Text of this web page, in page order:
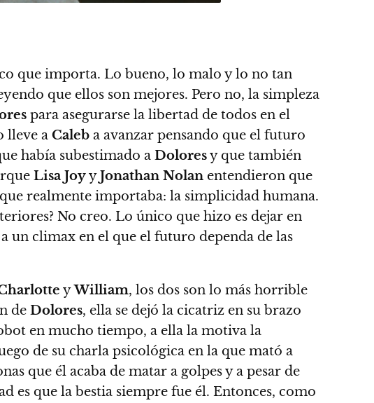
que importa. Lo bueno, lo malo y lo no tan
que ellos son mejores. Pero no, la simpleza
para asegurarse la libertad de todos en el
lleve a Caleb a avanzar pensando que el futuro
había subestimado a Doloresy que también
Lisa JoyyJonathan Nolan entendieron que
realmente importaba: la simplicidad humana.
No creo. Lo único que hizo es dejar en
un climax en el que el futuro dependa de las
yWilliam, los dos son lo más horrible
de Dolores, ella se dejó la cicatriz en su brazo
en mucho tiempo, a ella la motiva la
de su charla psicológica en la que mató a
que él acaba de matar a golpes y a pesar de
es que la bestia siempre fue él. Entonces, como